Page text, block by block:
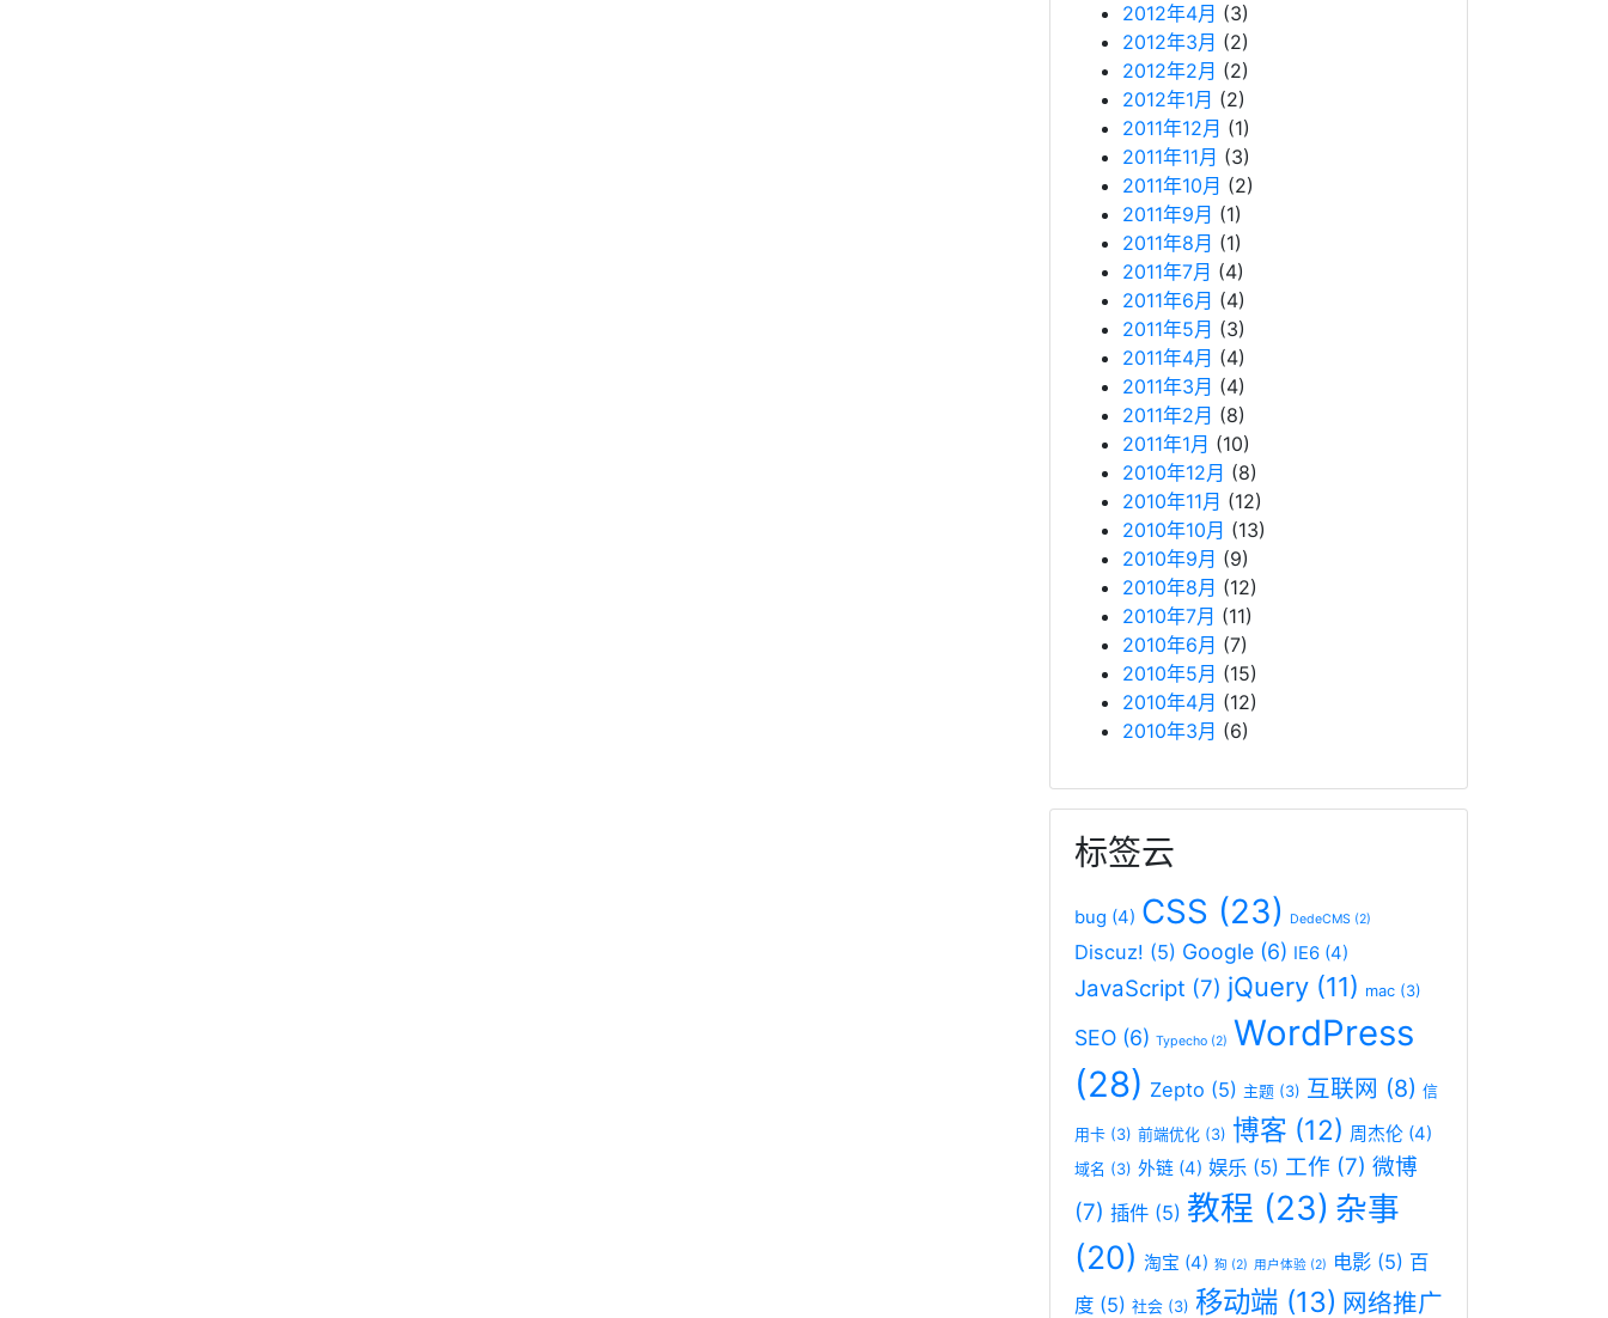
2012年4月 (3)
2012年3月 (2)
2012年2月 (2)
2012年1月 (2)
2011年12月 (1)
2011年11月 (3)
2011年10月 (2)
2011年9月 (1)
2011年8月 (1)
2011年7月 (4)
2011年6月 (4)
2011年5月 (3)
2011年4月 (4)
2011年3月 (4)
2011年2月 (8)
2011年1月 (10)
2010年12月 (8)
2010年11月 (12)
2010年10月 (13)
2010年9月 (9)
2010年8月 (12)
2010年7月 (11)
2010年6月 (7)
2010年5月 (15)
2010年4月 (12)
2010年3月 (6)
标签云
bug (4) CSS (23) DedeCMS (2)
Discuz! (5) Google (6) IE6 (4)
JavaScript (7) jQuery (11) mac (3)
SEO (6) Typecho (2) WordPress
(28) Zepto (5) 主题 (3) 互联网 (8) 信
用卡 (3) 前端优化 (3) 博客 (12) 周杰伦 (4)
域名 (3) 外链 (4) 娱乐 (5) 工作 (7) 微博
(7) 插件 (5) 教程 (23) 杂事
(20) 淘宝 (4) 狗 (2) 用户体验 (2) 电影 (5) 百
度 (5) 社会 (3) 移动端 (13) 网络推广